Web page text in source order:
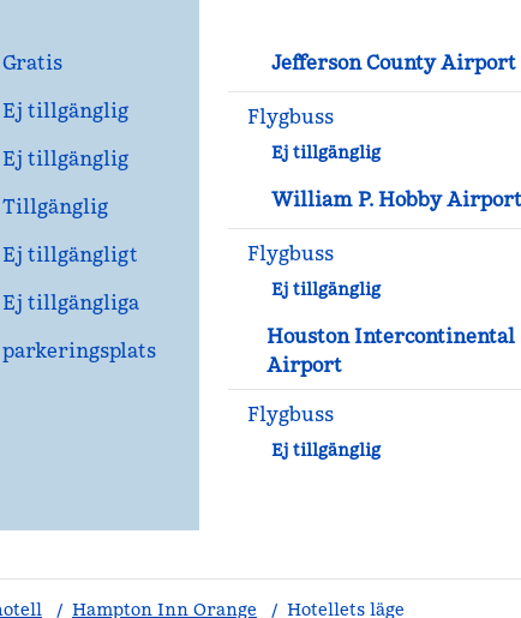
Gratis
Ej tillgänglig
Ej tillgänglig
Tillgänglig
Ej tillgängligt
Ej tillgängliga
parkeringsplats
Jefferson County Airport
Flygbuss
Ej tillgänglig
William P. Hobby Airport
Flygbuss
Ej tillgänglig
Houston Intercontinental
Airport
Flygbuss
Ej tillgänglig
/ Hampton Inn Orange / Hotellets läge